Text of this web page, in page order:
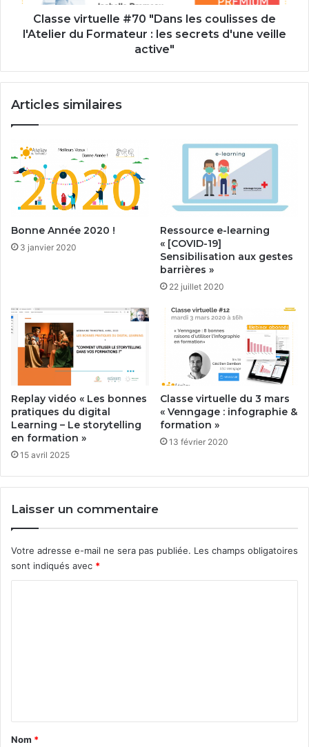
Formateur
d'une
active"
Classe virtuelle #70 "Dans les coulisses de
l'Atelier du Formateur : les secrets d'une veille
active"
Articles similaires
Bonne Année 2020 !
3 janvier 2020
Ressource e-learning
« [COVID-19]
Sensibilisation aux gestes
barrières »
22 juillet 2020
Replay vidéo « Les bonnes
pratiques du digital
Learning – Le storytelling
en formation »
15 avril 2025
Classe virtuelle du 3 mars
« Venngage : infographie &
formation »
13 février 2020
Laisser un commentaire
Votre adresse e-mail ne sera pas publiée. Les champs obligatoires
sont indiqués avec *
a
Nom *